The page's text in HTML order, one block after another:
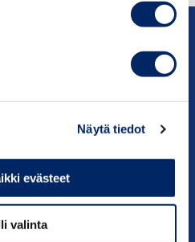
Näytä tiedot
evästeet
valinta
meistä